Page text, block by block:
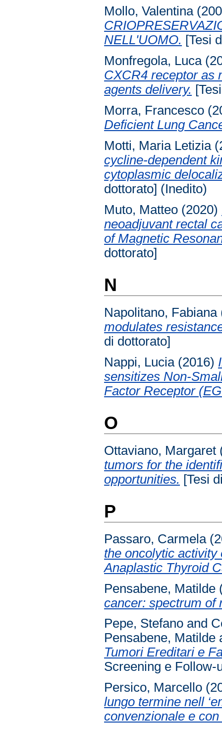
Mollo, Valentina
NELL'UOMO. [Tesi
Monfregola, Luca
CXCR4 receptor as
agents delivery.
Morra, Francesco
Deficient Lung
Motti, Maria Letizia
cycline-dependent
cytoplasmic
dottorato] (Inedito)
Muto, Matteo (2020)
neoadjuvant rectal
of Magnetic
dottorato]
N
Napolitano, Fabiana
modulates
di dottorato]
Nappi, Lucia (2016)
sensitizes Non-
Factor Receptor
O
Ottaviano, Margaret
tumors for the
opportunities. [Tesi
P
Passaro, Carmela
the oncolytic activity
Anaplastic Thyroid
Pensabene, Matilde
cancer: spectrum of
Pepe, Stefano and
Pensabene, Matilde
Tumori Ereditari e
Screening e Follow-
Persico, Marcello
lungo termine nell
convenzionale e